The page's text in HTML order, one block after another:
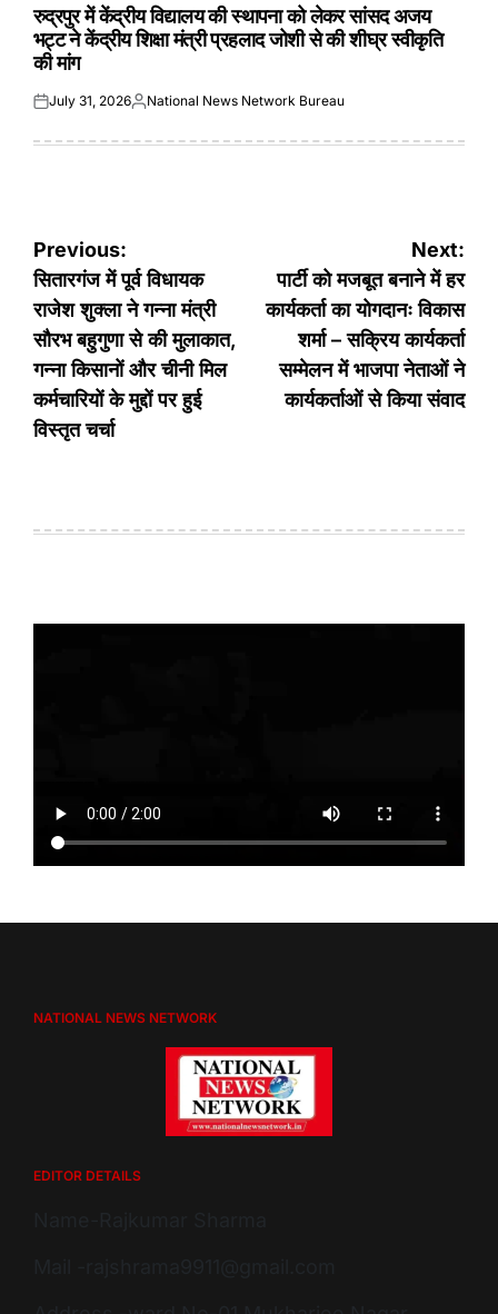
रुद्रपुर में केंद्रीय विद्यालय की स्थापना को लेकर सांसद अजय
भट्ट ने केंद्रीय शिक्षा मंत्री प्रहलाद जोशी से की शीघ्र स्वीकृति
की मांग
Posted
July 31, 2026Posted
National News Network Bureau
Post
navigation
Previous:
सितारगंज में पूर्व विधायक
राजेश शुक्ला ने गन्ना मंत्री
सौरभ बहुगुणा से की मुलाकात,
गन्ना किसानों और चीनी मिल
कर्मचारियों के मुद्दों पर हुई
विस्तृत चर्चा
Next:
पार्टी को मजबूत बनाने में हर
कार्यकर्ता का योगदानः विकास
शर्मा – सक्रिय कार्यकर्ता
सम्मेलन में भाजपा नेताओं ने
कार्यकर्ताओं से किया संवाद
NATIONAL NEWS NETWORK
EDITOR DETAILS